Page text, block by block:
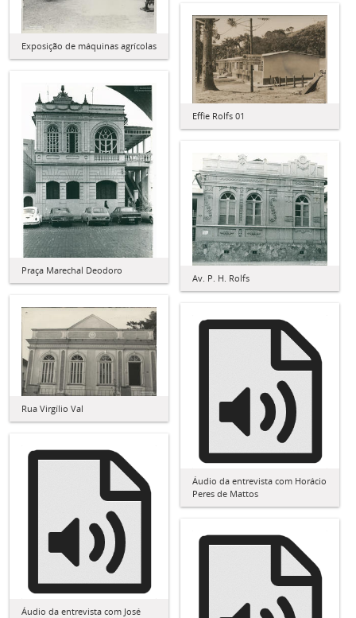
Exposição de máquinas agrícolas
Effie Rolfs 01
Praça Marechal Deodoro
Av. P. H. Rolfs
Rua Virgílio Val
Áudio da entrevista com Horácio
Peres de Mattos
Áudio da entrevista com José